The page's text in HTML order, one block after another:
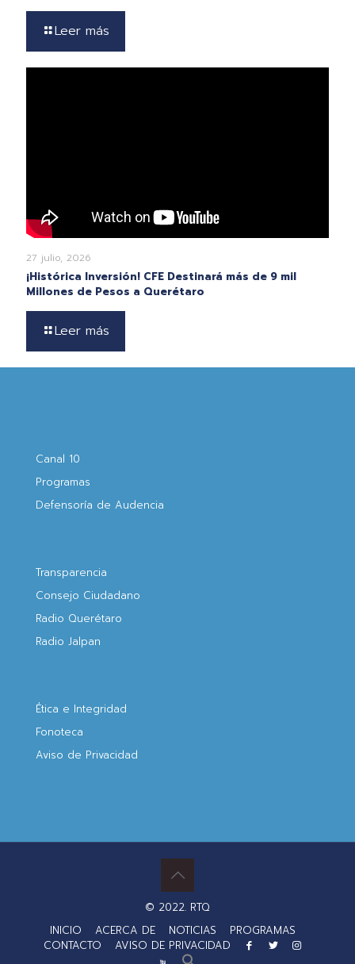
Leer más
27 julio, 2026
¡Histórica Inversión! CFE Destinará más de 9 mil
Millones de Pesos a Querétaro
Leer más
Canal 10
Programas
Defensoría de Audencia
Transparencia
Consejo Ciudadano
Radio Querétaro
Radio Jalpan
Ética e Integridad
Fonoteca
Aviso de Privacidad
© 2022. RTQ
INICIO
ACERCA DE NOTICIAS
PROGRAMAS
CONTACTO
AVISO DE PRIVACIDAD